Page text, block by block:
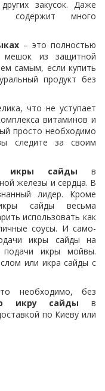
закусок. Даже
содержит много
– это полностью
мешок из защитной
самым, если купить
продукт без
что не уступает
витаминов и
просто необходимо
следите за своим
икры сайды в
железы и сердца. В
лидер. Кроме
сайды весьма
использовать как
соусы. И само-
икры сайды на
икры мойвы.
или икра сайды с
необходимо, без
икру сайды в
по Киеву или